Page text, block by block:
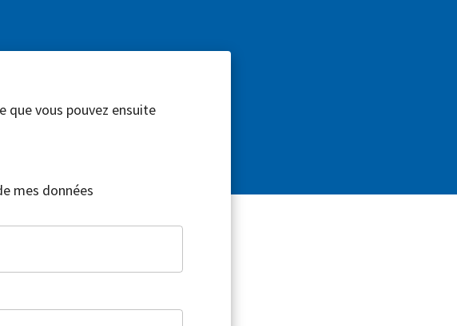
que vous pouvez ensuite
mes données